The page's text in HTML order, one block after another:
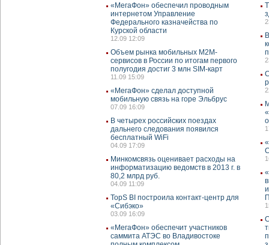
«МегаФон» обеспечил проводным
интернетом Управление
Федерального казначейства по
Курской области
12.09 12:09
Объем рынка мобильных М2М-
сервисов в России по итогам первого
полугодия достиг 3 млн SIM-карт
11.09 15:09
«МегаФон» сделал доступной
мобильную связь на горе Эльбрус
07.09 16:09
В четырех российских поездах
дальнего следования появился
бесплатный WiFi
04.09 17:09
Минкомсвязь оценивает расходы на
информатизацию ведомств в 2013 г. в
80,2 млрд руб.
04.09 11:09
TopS BI построила контакт-центр для
«Сибэко»
03.09 16:09
«МегаФон» обеспечит участников
саммита АТЭС во Владивостоке